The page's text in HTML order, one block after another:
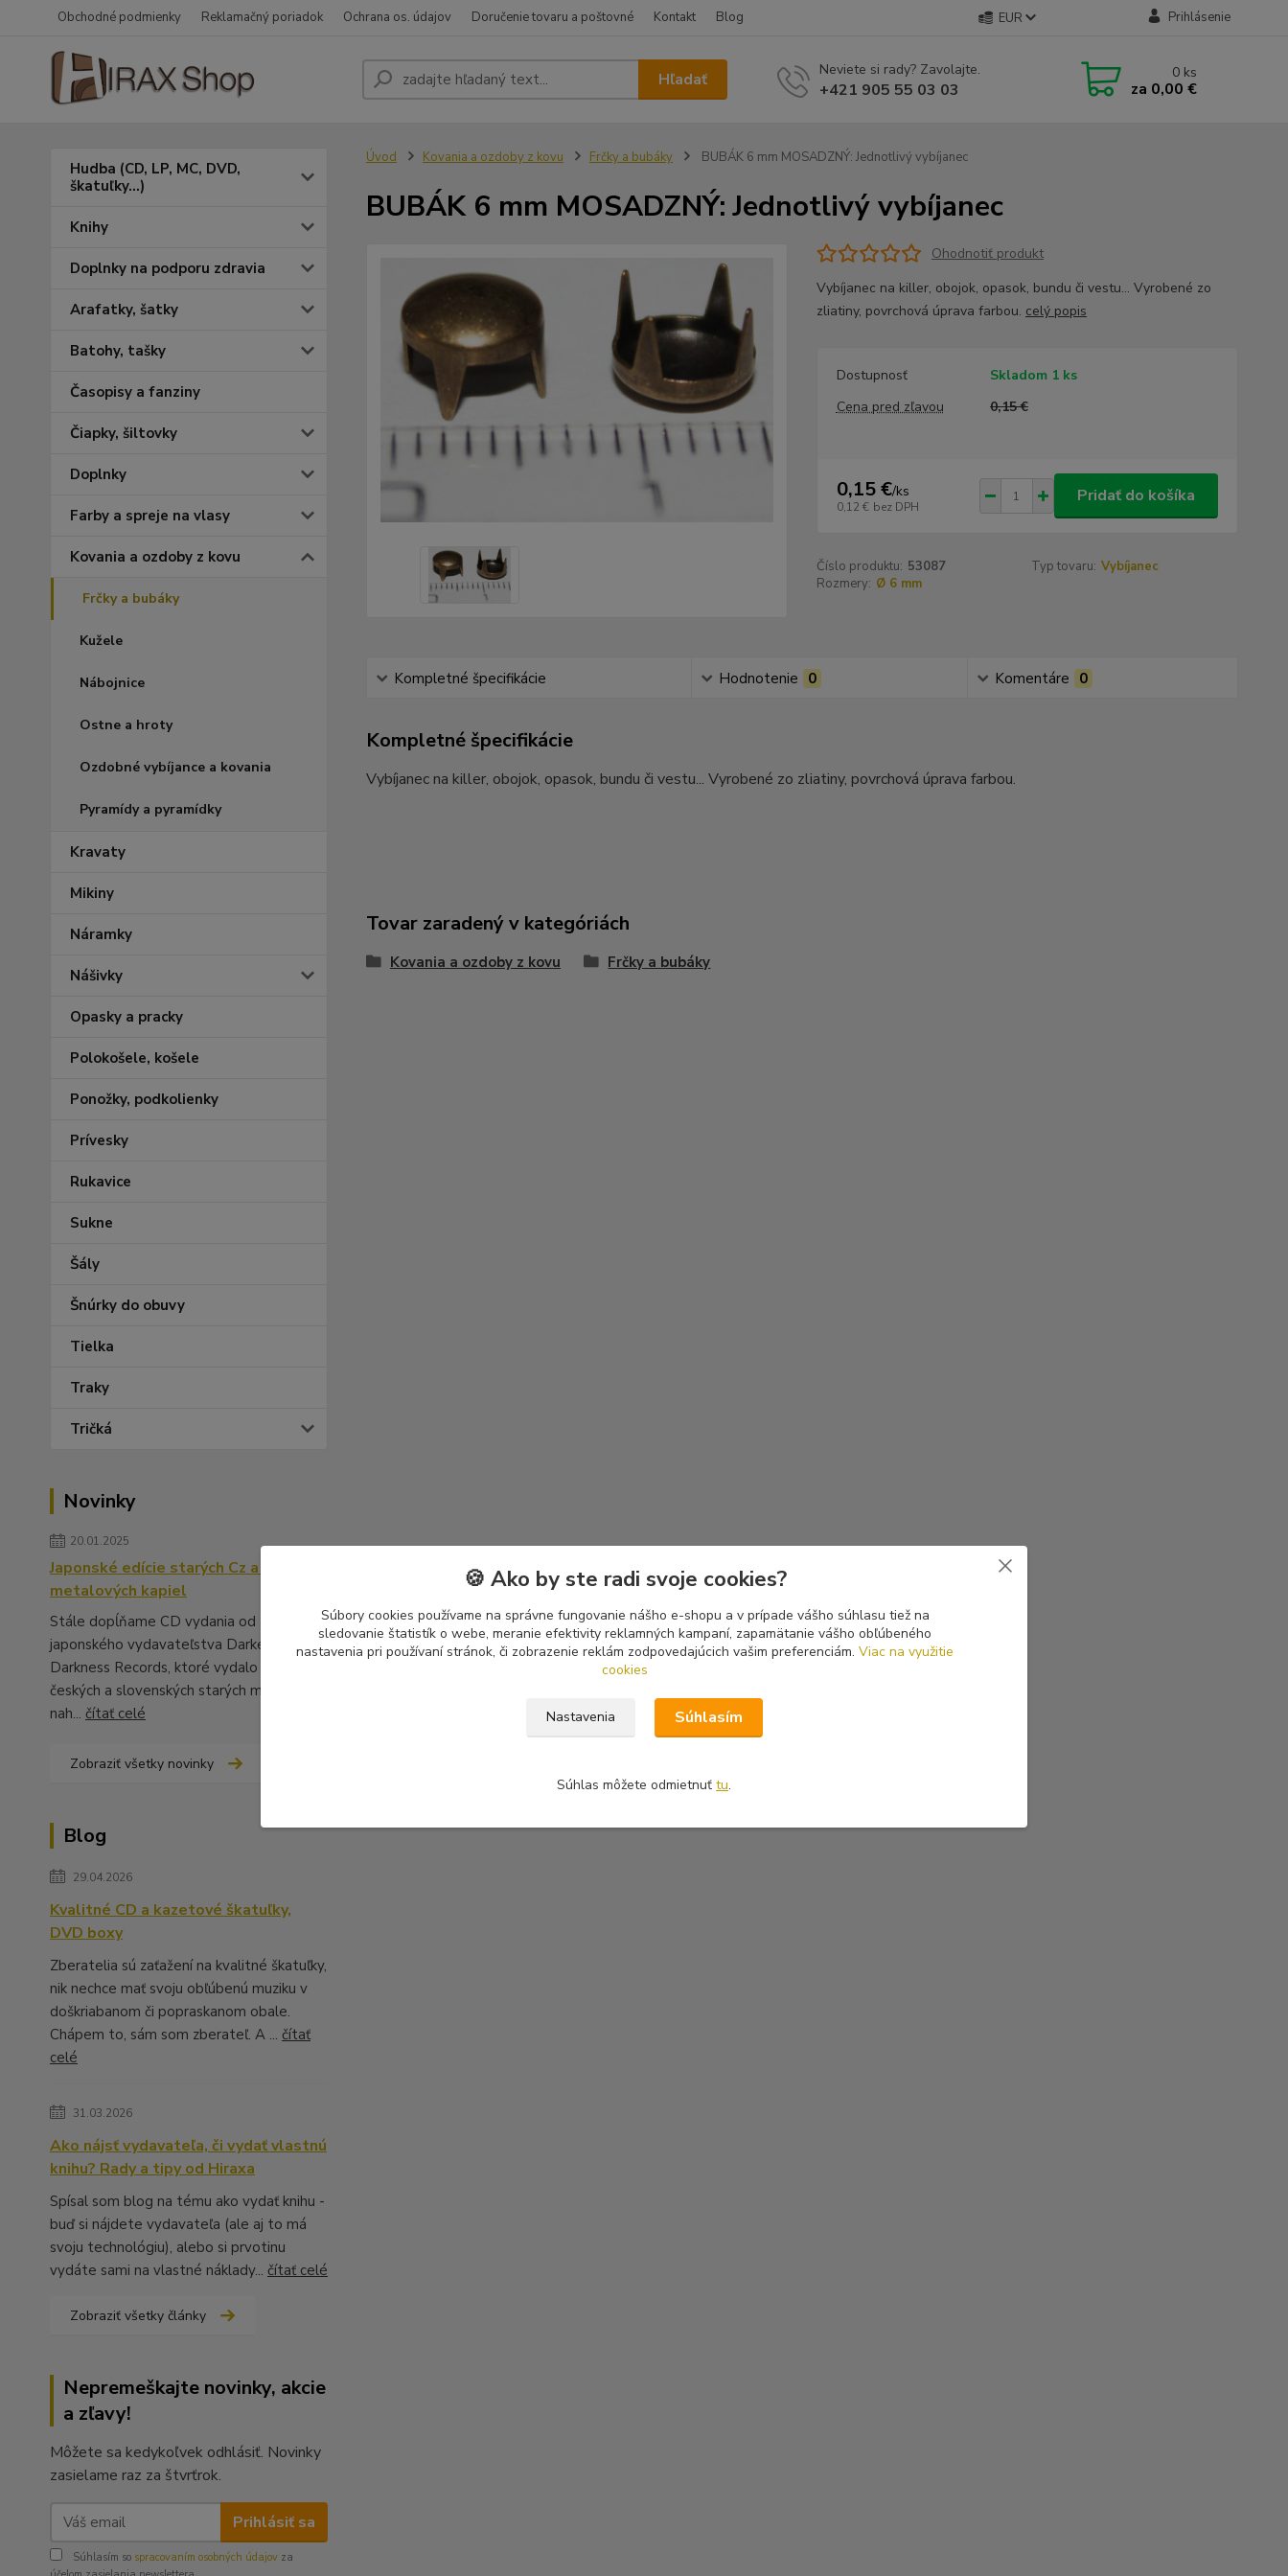
Obchodné podmienky Reklamačný poriadok Ochrana os. údajov Doručenie tovaru a poštovné Kontakt Blog EUR Prihlásenie
Hľadať Neviete si rady? Zavolajte.
+421 905 55 03 03
0 ks
za 0,00 €
Hudba (CD, LP, MC, DVD,
škatuľky...)
Knihy
Doplnky na podporu zdravia
Arafatky, šatky
Batohy, tašky
Časopisy a fanziny
Čiapky, šiltovky
Doplnky
Farby a spreje na vlasy
Kovania a ozdoby z kovu
Frčky a bubáky
Kužele
Nábojnice
Ostne a hroty
Ozdobné vybíjance a kovania
Pyramídy a pyramídky
Kravaty
Mikiny
Náramky
Nášivky
Opasky a pracky
Polokošele, košele
Ponožky, podkolienky
Prívesky
Rukavice
Sukne
Šály
Šnúrky do obuvy
Tielka
Traky
Tričká
Novinky
20.01.2025
Japonské edície starých Cz a Sk
metalových kapiel
Stále dopĺňame CD vydania od
japonského vydavateľstva Darker Than
Darkness Records, ktoré vydalo množstvo
českých a slovenských starých metalových
nah... čítať celé
Zobraziť všetky novinky
Blog
29.04.2026
Kvalitné CD a kazetové škatuľky,
DVD boxy
Zberatelia sú zaťažení na kvalitné škatuľky,
nik nechce mať svoju obľúbenú muziku v
doškriabanom či popraskanom obale.
Chápem to, sám som zberateľ. A ... čítať
celé
31.03.2026
Ako nájsť vydavateľa, či vydať vlastnú
knihu? Rady a tipy od Hiraxa
Spísal som blog na tému ako vydať knihu -
buď si nájdete vydavateľa (ale aj to má
svoju technológiu), alebo si prvotinu
vydáte sami na vlastné náklady... čítať celé
Zobraziť všetky články
Nepremeškajte novinky, akcie
a zľavy!
Môžete sa kedykoľvek odhlásiť. Novinky
zasielame raz za štvrťrok.
Prihlásiť sa
Súhlasím so spracovaním osobných údajov za
Úvod Kovania a ozdoby z kovu Frčky a bubáky BUBÁK 6 mm MOSADZNÝ: Jednotlivý vybíjanec
BUBÁK 6 mm MOSADZNÝ: Jednotlivý vybíjanec
Ohodnotiť produkt
Vybíjanec na killer, obojok, opasok, bundu či vestu... Vyrobené zo
zliatiny, povrchová úprava farbou. celý popis
Dostupnosť
Skladom 1 ks
Cena pred zľavou
0,15 €
0,15 €/ks
0,12 € bez DPH
Pridať do košíka
Číslo produktu: 53087 Typ tovaru: Vybíjanec
Rozmery: Ø 6 mm
Kompletné špecifikácie Hodnotenie 0 Komentáre 0
Kompletné špecifikácie
Vybíjanec na killer, obojok, opasok, bundu či vestu... Vyrobené zo zliatiny, povrchová úprava farbou.
Tovar zaradený v kategóriách
Kovania a ozdoby z kovu Frčky a bubáky
🍪 Ako by ste radi svoje cookies?
Súbory cookies používame na správne fungovanie nášho e-shopu a v prípade vášho súhlasu tiež na
sledovanie štatistík o webe, meranie efektivity reklamných kampaní, zapamätanie vášho obľúbeného
nastavenia pri používaní stránok, či zobrazenie reklám zodpovedajúcich vašim preferenciám. Viac na využitie
cookies
Nastavenia Súhlasím
Súhlas môžete odmietnuť tu.